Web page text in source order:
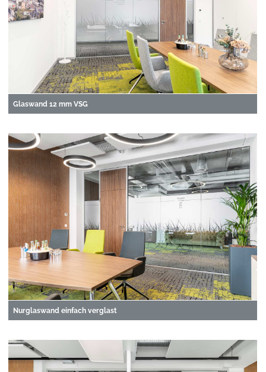
Glaswand 12 mm VSG
Nurglaswand einfach verglast